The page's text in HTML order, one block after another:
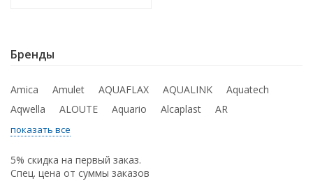
Бренды
Amica Amulet AQUAFLAX AQUALINK
Aquatech
Aqwella
ALOUTE Aquario Alcaplast AR
показать все
5% скидка на первый заказ.
Спец. цена от суммы заказов